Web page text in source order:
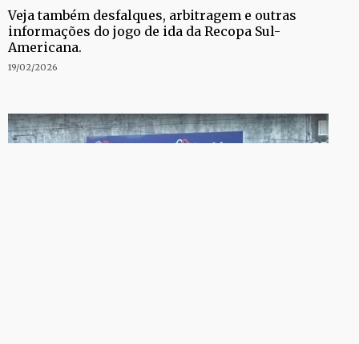
Veja também desfalques, arbitragem e outras
informações do jogo de ida da Recopa Sul-
Americana.
19/02/2026